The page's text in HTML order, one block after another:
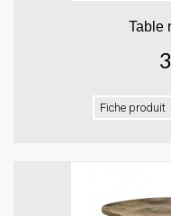
Table
Fiche produit